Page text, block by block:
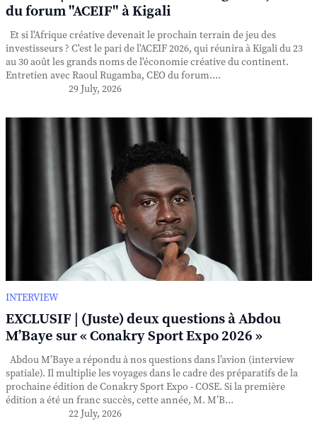
du forum "ACEIF" à Kigali
Et si l'Afrique créative devenait le prochain terrain de jeu des
investisseurs ? C'est le pari de l'ACEIF 2026, qui réunira à Kigali du 23
au 30 août les grands noms de l'économie créative du continent.
Entretien avec Raoul Rugamba, CEO du forum....
29 July, 2026
INTERVIEW
EXCLUSIF | (Juste) deux questions à Abdou
M’Baye sur « Conakry Sport Expo 2026 »
Abdou M’Baye a répondu à nos questions dans l’avion (interview
spatiale). Il multiplie les voyages dans le cadre des préparatifs de la
prochaine édition de Conakry Sport Expo - COSE. Si la première
édition a été un franc succès, cette année, M. M’B...
22 July, 2026